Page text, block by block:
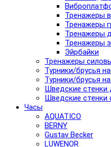
Тренажеры
Тренажеры
Тренажеры
Тренажеры
Эйрбайки
Тренажеры
Турники/брусья
Турники/брусья
Шведские стенки
Шведские стенки
Часы
AQUATICO
BERNY
Gustav Becker
LUWENOR